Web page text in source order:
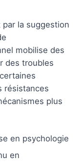
la suggestion
mobilise des
des troubles
résistances
plus
en psychologie
en